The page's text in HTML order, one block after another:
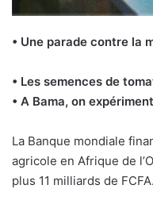
• Une parade contre la
• Les semences de
• A Bama, on
La Banque mondiale
agricole en Afrique de
plus 11 milliards de FCFA.